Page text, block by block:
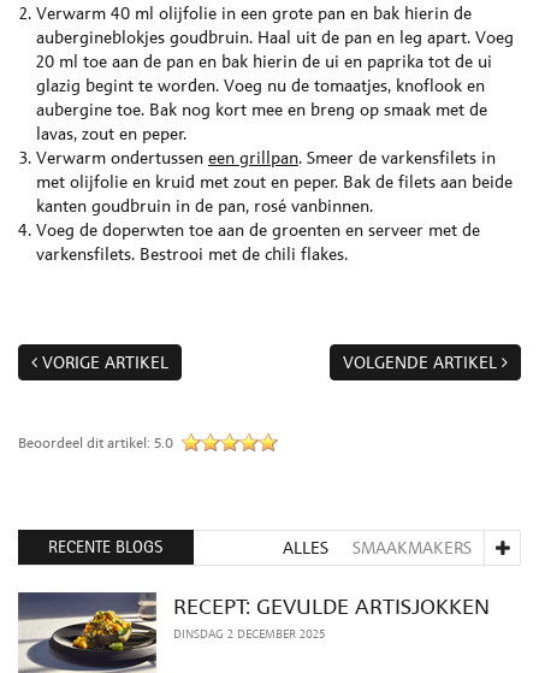
Verwarm 40 ml olijfolie in een grote pan en bak hierin de
aubergineblokjes goudbruin. Haal uit de pan en leg apart. Voeg
20 ml toe aan de pan en bak hierin de ui en paprika tot de ui
glazig begint te worden. Voeg nu de tomaatjes, knoflook en
aubergine toe. Bak nog kort mee en breng op smaak met de
lavas, zout en peper.
Verwarm ondertussen een grillpan. Smeer de varkensfilets in
met olijfolie en kruid met zout en peper. Bak de filets aan beide
kanten goudbruin in de pan, rosé vanbinnen.
Voeg de doperwten toe aan de groenten en serveer met de
varkensfilets. Bestrooi met de chili flakes.
VORIGE ARTIKEL VOLGENDE ARTIKEL
Beoordeel dit artikel: 5.0
RECENTE BLOGS ALLES SMAAKMAKERS
RECEPT: GEVULDE ARTISJOKKEN
DINSDAG 2 DECEMBER 2025